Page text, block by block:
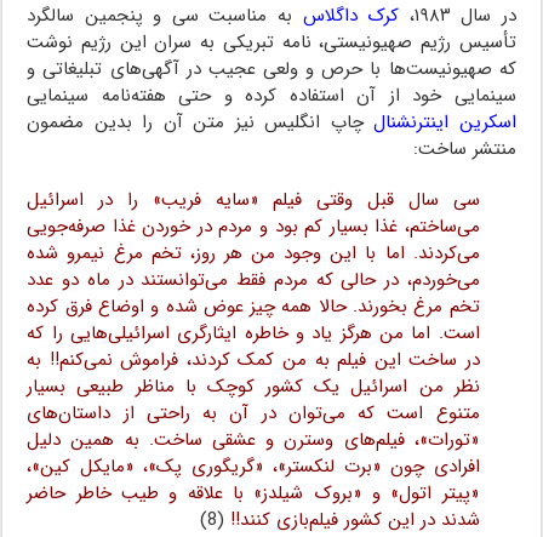
در سال ۱۹۸۳،
کرک داگلاس به مناسبت سی و پنجمین سالگرد
تأسیس رژیم صهیونیستی، نامه تبریکی به سران این رژیم نوشت
که صهیونیست‌ها با حرص و ولعی عجیب در آگهی‌های تبلیغاتی و
سینمایی خود از آن استفاده کرده و حتی هفته‌نامه سینمایی
اسکرین اینترنشنالچاپ انگلیس نیز متن آن را بدین مضمون
منتشر ساخت:
سی سال قبل وقتی فیلم «سایه فریب» را در اسرائیل
می‌ساختم، غذا بسیار کم بود و مردم در خوردن غذا صرفه‌جویی
می‌کردند. اما با این وجود من هر روز، تخم مرغ نیمرو شده
می‌خوردم، در حالی که مردم فقط می‌توانستند در ماه دو عدد
تخم مرغ بخورند. حالا همه چیز عوض شده و اوضاع فرق کرده
است. اما من هرگز یاد و خاطره ایثارگری اسرائیلی‌هایی را که
در ساخت این فیلم به من کمک کردند، فراموش نمی‌کنم!! به
نظر من اسرائیل یک کشور کوچک با مناظر طبیعی بسیار
متنوع است که می‌توان در آن به راحتی از داستان‌های
«تورات»، فیلم‌های وسترن و عشقی ساخت. به همین دلیل
افرادی چون «برت لنکستر»، «گریگوری پک»، «مایکل کین»،
«پیتر اتول» و «بروک شیلدز» با علاقه و طیب خاطر حاضر
شدند در این کشور فیلم‌بازی کنند!! (8)